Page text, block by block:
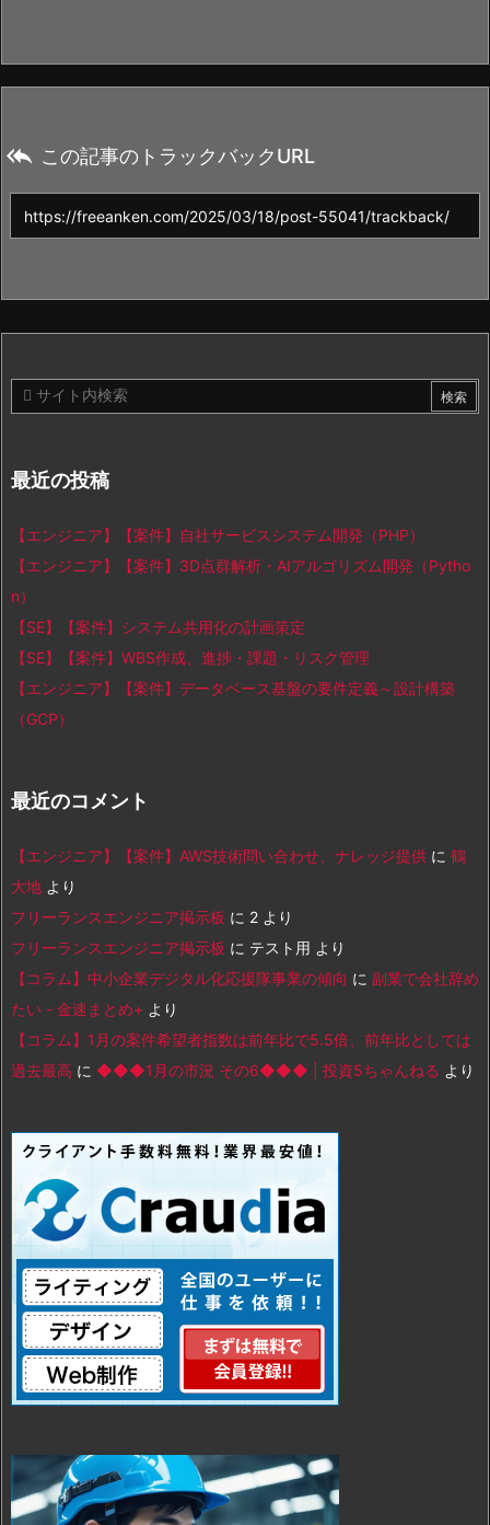
 この記事のトラックバックURL
最近の投稿
【エンジニア】【案件】自社サービスシステム開発（PHP）
【エンジニア】【案件】3D点群解析・AIアルゴリズム開発（Pytho
n）
【SE】【案件】システム共用化の計画策定
【SE】【案件】WBS作成、進捗・課題・リスク管理
【エンジニア】【案件】データベース基盤の要件定義～設計構築
（GCP）
最近のコメント
【エンジニア】【案件】AWS技術問い合わせ、ナレッジ提供 に 鶴
大地 より
フリーランスエンジニア掲示板 に 2 より
フリーランスエンジニア掲示板 に テスト用 より
【コラム】中小企業デジタル化応援隊事業の傾向 に 副業で会社辞め
たい - 金速まとめ+ より
【コラム】1月の案件希望者指数は前年比で5.5倍、前年比としては
過去最高 に ◆◆◆1月の市況 その6◆◆◆ | 投資5ちゃんねる より